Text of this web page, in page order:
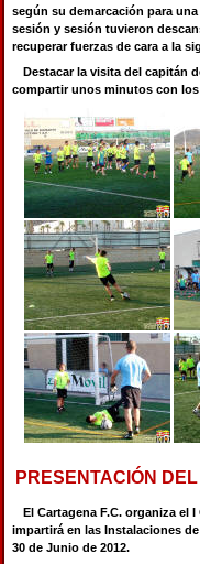
según su demarcación para
sesión y sesión tuvieron
recuperar fuerzas de cara a la
Destacar la visita del capitán
compartir unos minutos con
PRESENTACIÓN
El Cartagena F.C. organiza el
impartirá en las Instalaciones
30 de Junio de 2012.